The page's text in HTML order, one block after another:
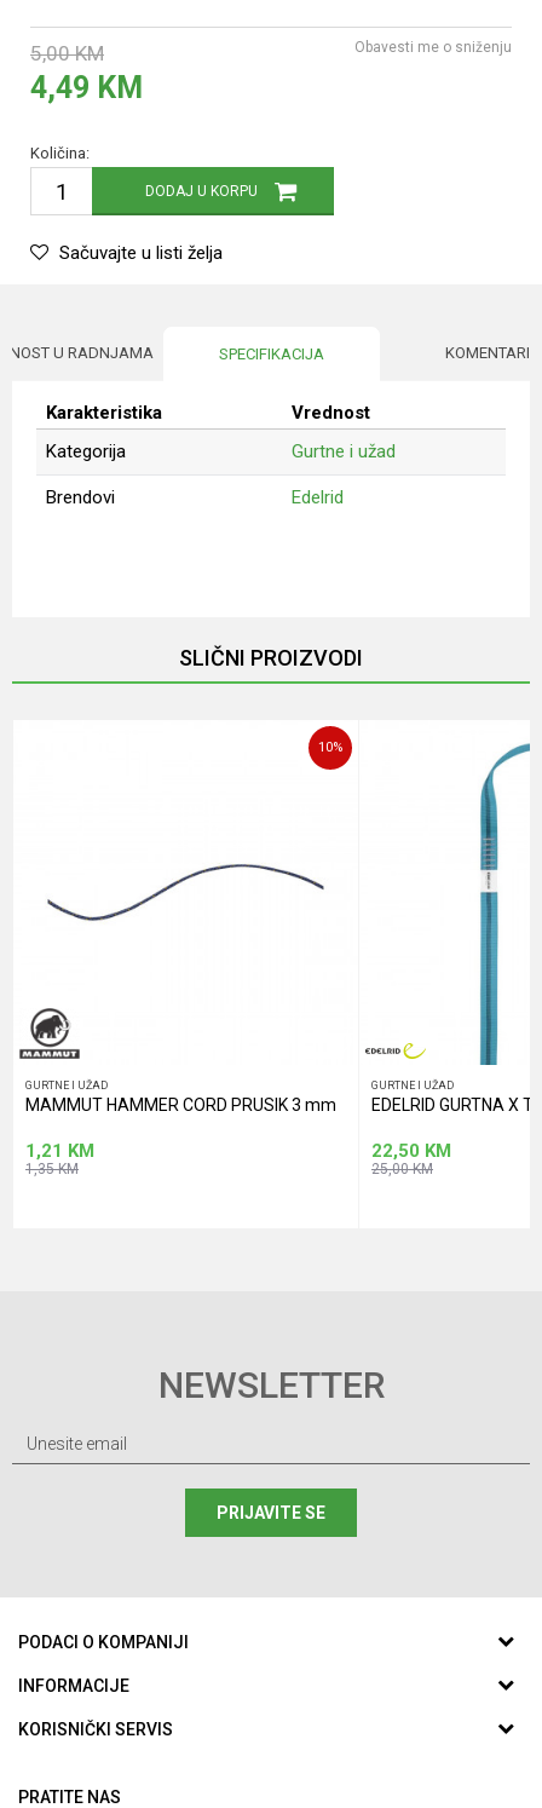
5,00 KM
4,49 KM
Obavesti me o sniženju
Količina:
DODAJ U KORPU
Sačuvajte u listi želja
U RADNJAMA SPECIFIKACIJA KOMENTARI
Karakteristika
Vrednost
Kategorija
Gurtne i užad
Brendovi Edelrid
SLIČNI PROIZVODI
10%
GURTNE I UŽAD
MAMMUT HAMMER CORD PRUSIK 3 mm
1,21 KM
1,35KM
GURTNE I UŽAD
EDELRID GURTNA X
22,50 KM
25,00KM
NEWSLETTER
PRIJAVITE SE
PODACI O KOMPANIJI
ABC SPORTING d.o.o.
INFORMACIJE
O nama
Saradnja
KORISNIČKI SERVIS
Politika privatnosti
PRATITE NAS